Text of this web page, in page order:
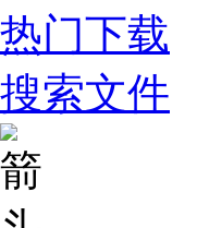
热门下载
搜索文件